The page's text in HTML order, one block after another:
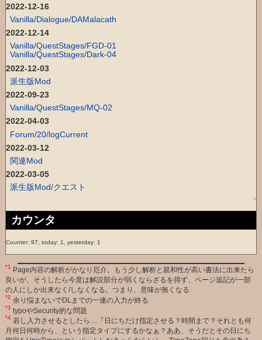
2022-12-16
Vanilla/Dialogue/DAMalacath
2022-12-14
Vanilla/QuestStages/FGD-01
Vanilla/QuestStages/Dark-04
2022-12-03
派生版Mod
2022-09-23
Vanilla/QuestStages/MQ-02
2022-04-03
Forum/20/logCurrent
2022-03-12
関連Mod
2022-03-05
派生版Mod/クエスト
↑
カウンタ
Counter: 97, today: 1, yesterday: 1
*1
Page内容の解析がかなり厄介。もう少し解析と親和性が高い書法に出来たら
良いが、そうしたら今度は解説部分が弱くならざるを得ず、ページ追記が一部
の人にしか出来なく/しなくなる。つまり、意味が無くなる
*2 余り悩まないでDLまでの一連の入力が終る
*3 typoやSecurity的な問題
*4 若し入力させるとしたら…『日にちだけ指定させる？時間まで？それとも何
月何日何時から、という指定タイプにするかなぁ？ああ、そうだとその日にち